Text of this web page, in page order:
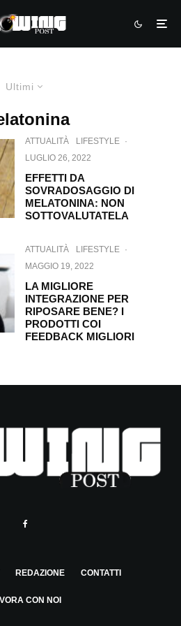
Ultimi
ATTUALITÀ LIFESTYLE ·
LUGLIO 26, 2022
EFFETTI DA
SOVRADOSAGGIO DI
MELATONINA: NON
SOTTOVALUTATELA
ATTUALITÀ LIFESTYLE ·
MAGGIO 19, 2022
LA MIGLIORE
INTEGRAZIONE PER
RIPOSARE BENE? I
PRODOTTI COI
FEEDBACK MIGLIORI
REDAZIONE CONTATTI
CON NOI